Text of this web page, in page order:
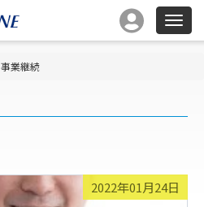
事業継続
2022年01月24日